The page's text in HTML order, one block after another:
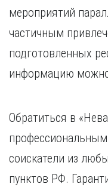
К
Калининград
Калуга
Кемерово
Красноярск
Курск
Л
Липецк
мероприятий
частичным
подготовленных
информацию можно
Обратиться в
соискатели из
пунктов РФ.